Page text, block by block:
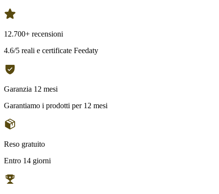
12.700+ recensioni
4.6/5 reali e certificate Feedaty
Garanzia 12 mesi
Garantiamo i prodotti per 12 mesi
Reso gratuito
Entro 14 giorni